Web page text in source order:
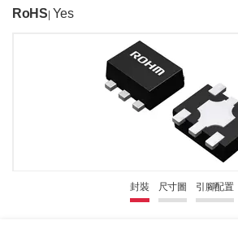
RoHS Yes
封裝 尺寸圖 引腳配置